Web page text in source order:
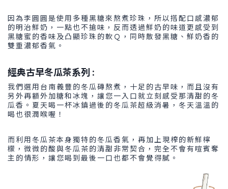
因為李圓圓是使用多種黑糖來熬煮珍珠，所以搭配口感濃郁
的明治鮮奶，一點也不搶味，反而透過鮮奶的味道更感受到
黑糖蜜的香味及凸顯珍珠的軟Ｑ，同時散發黑糖、鮮奶香的
雙重濃郁香氣。
經典古早冬瓜茶系列 :
我們選用台南義豐的冬瓜磚熬煮，十足的古早味，而且沒有
另外再額外加糖和冰塊，讓您一入口就立刻感受那清甜的冬
瓜香。夏天喝一杯冰鎮過後的冬瓜茶超級消暑，冬天溫溫的
喝也很潤喉喔！
而利用冬瓜茶本身獨特的冬瓜香氣，再加上現榨的新鮮檸
檬，微微的酸與冬瓜茶的清甜非常契合，完全不會有喧賓奪
主的情形，讓您喝到最後一口也都不會覺得膩。